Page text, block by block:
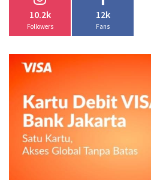
10.2k
Followers
12k
Fans